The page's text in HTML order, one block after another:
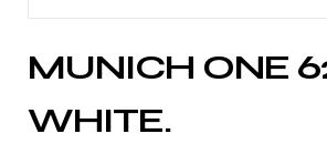
MUNICH ONE
WHITE.